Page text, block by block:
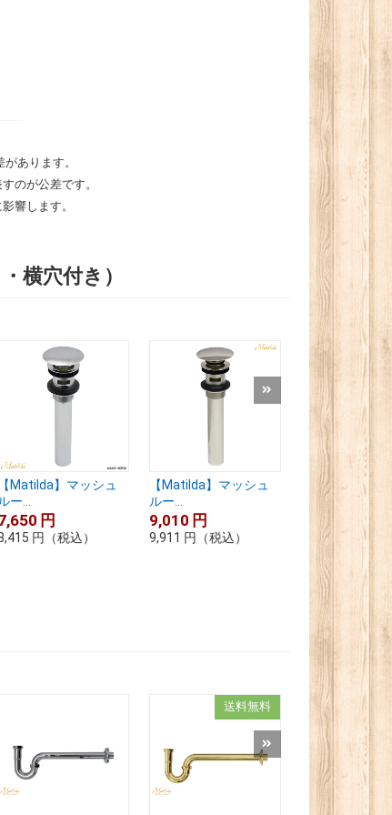
あります。
のが公差です。
響します。
横穴付き）
【Matilda】マッシュ
ルー...
円
円 （税込）
【Matilda】マッシュ
ルー...
9,010 円
9,911 円 （税込）
【Matilda】マ
ルー...
9,010
9,911 円 （税込
送料無料